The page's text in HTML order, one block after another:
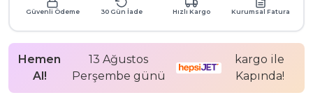
Güvenli Ödeme 30 Gün İade Hızlı Kargo Kurumsal Fatura
Hemen
Al!
13 Ağustos
Perşembe günü
kargo ile
Kapında!